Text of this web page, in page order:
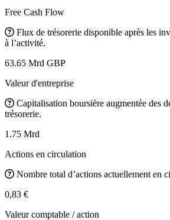
Free Cash Flow
Flux de trésorerie disponible après les
à l’activité.
63.65 Mrd GBP
Valeur d'entreprise
Capitalisation boursière augmentée des
trésorerie.
1.75 Mrd
Actions en circulation
Nombre total d’actions actuellement en
0,83 €
Valeur comptable / action